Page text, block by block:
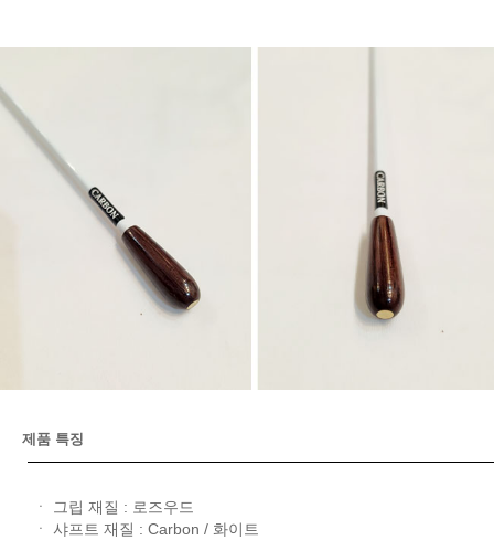
제품 특징
ㆍ 그립 재질 : 로즈우드
ㆍ 샤프트 재질 : Carbon / 화이트